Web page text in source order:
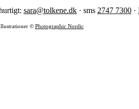
sara@tolkene.dk · sms 2747 7300 ·
© Photographic Nordic